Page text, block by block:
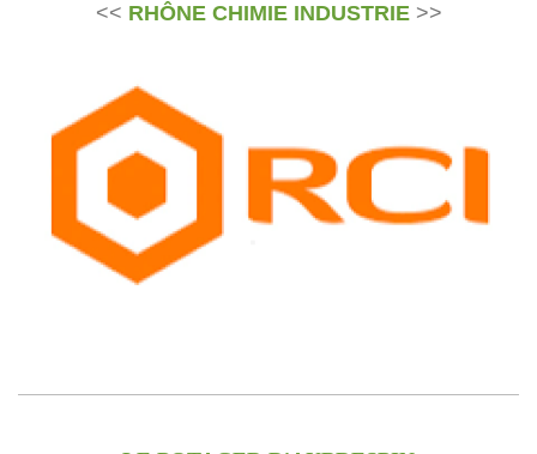
<< RHÔNE CHIMIE INDUSTRIE>>